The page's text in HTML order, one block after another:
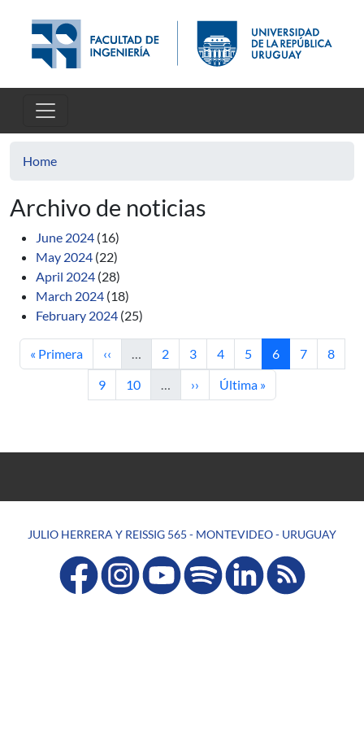
Home
Archivo de noticias
June 2024 (16)
May 2024 (22)
April 2024 (28)
March 2024 (18)
February 2024 (25)
First page
« Primera Previous page
‹‹ … Page
2 Page
3 Page
4 Page
5 Current page
6 Page
7 Page
8
Page
9 Page
10 … Next page
›› Last page
Última »
JULIO HERRERA Y REISSIG 565 - MONTEVIDEO - URUGUAY